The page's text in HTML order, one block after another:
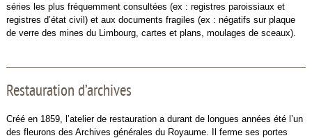
séries les plus fréquemment consultées (ex : registres paroissiaux et
registres d’état civil) et aux documents fragiles (ex : négatifs sur plaque
de verre des mines du Limbourg, cartes et plans, moulages de sceaux).
Restauration d’archives
Créé en 1859, l’atelier de restauration a durant de longues années été l’un
des fleurons des Archives générales du Royaume. Il ferme ses portes